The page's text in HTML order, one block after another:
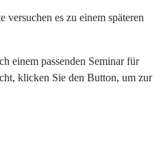
versuchen es zu einem späteren
einem passenden Seminar für
klicken Sie den Button, um zur